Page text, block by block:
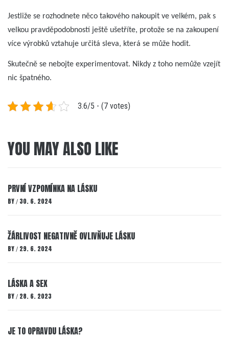
Jestliže se rozhodnete něco takového nakoupit ve velkém, pak s
velkou pravděpodobností ještě ušetříte, protože se na zakoupení
více výrobků vztahuje určitá sleva, která se může hodit.
Skutečně se nebojte experimentovat. Nikdy z toho nemůže vzejít
nic špatného.
3.6/5 - (7 votes)
YOU MAY ALSO LIKE
PRVNÍ VZPOMÍNKA NA LÁSKU
BY / 30. 6. 2024
ŽÁRLIVOST NEGATIVNĚ OVLIVŇUJE LÁSKU
BY / 29. 6. 2024
LÁSKA A SEX
BY / 28. 6. 2023
JE TO OPRAVDU LÁSKA?